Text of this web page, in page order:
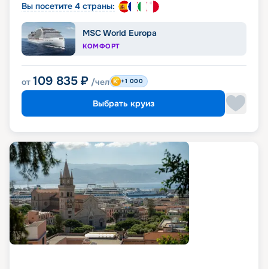
Вы посетите 4 страны:
MSC World Europa
КОМФОРТ
от 109 835 ₽ /чел +1 000
Выбрать круиз